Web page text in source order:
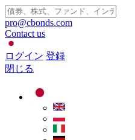
pro@cbonds.com
Contact us
ログイン 登録
閉じる